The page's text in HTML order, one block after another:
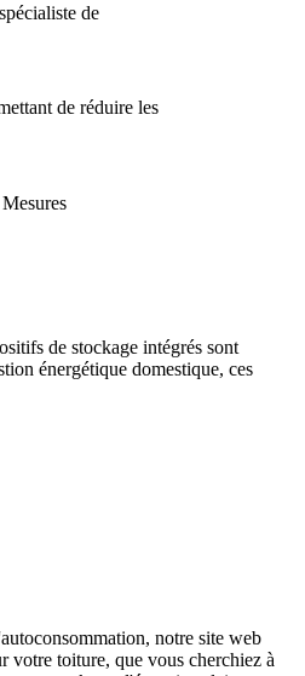
de
de réduire les
de stockage intégrés sont
énergétique domestique, ces
notre site web
votre toiture, que vous cherchiez à